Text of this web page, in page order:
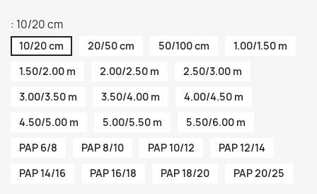
: 10/20 cm
10/20 cm 20/50 cm 50/100 cm
1.00/1.50 m
1.50/2.00 m
2.00/2.50 m
2.50/3.00 m
3.00/3.50 m
3.50/4.00 m
4.00/4.50 m
4.50/5.00 m
5.00/5.50 m
5.50/6.00 m
PAP 6/8
PAP 8/10 PAP 10/12
PAP 12/14
PAP 14/16
PAP 16/18 PAP 18/20 PAP 20/25